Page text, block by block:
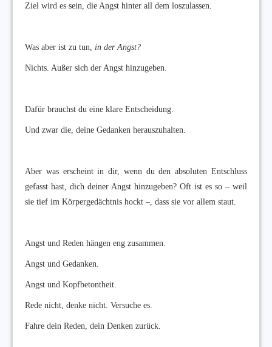
Ziel wird es sein, die Angst hinter all dem loszulassen.
Was aber ist zu tun, in der Angst?
Nichts. Außer sich der Angst hinzugeben.
Dafür brauchst du eine klare Entscheidung.
Und zwar die, deine Gedanken herauszuhalten.
Aber was erscheint in dir, wenn du den absoluten Entschluss
gefasst hast, dich deiner Angst hinzugeben? Oft ist es so – weil
sie tief im Körpergedächtnis hockt –, dass sie vor allem staut.
Angst und Reden hängen eng zusammen.
Angst und Gedanken.
Angst und Kopfbetontheit.
Rede nicht, denke nicht. Versuche es.
Fahre dein Reden, dein Denken zurück.